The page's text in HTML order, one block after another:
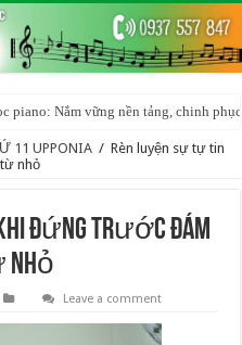
piano: Nắm vững nền tảng, chinh
11 UPPONIA / Rèn luyện sự tự tin
nhỏ
đứng trước đám
nhỏ
Leave a comment